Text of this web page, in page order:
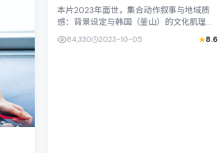
本片2023年面世，集合动作叙事与地域质
感：背景设定与韩国（釜山）的文化肌理相
感，木村拓哉饰演角色的抉择牵...
84,330 2023-10-05 8.6